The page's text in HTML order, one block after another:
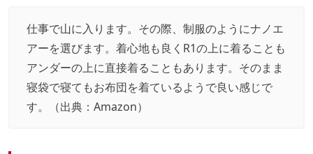
仕事で山に入ります。その際、制服のようにナノエ
アーを選びます。着心地も良くR1の上に着ることも
アンダーの上に直接着ることもあります。そのまま
寝袋で寝てもお布団を着ているようで良い感じで
す。（出典： Amazon）